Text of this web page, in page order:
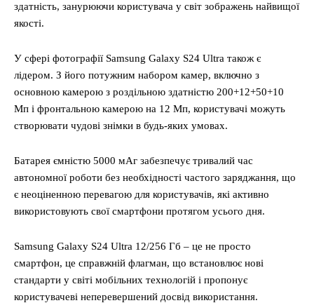
здатність, занурюючи користувача у світ зображень найвищої
якості.
У сфері фотографії Samsung Galaxy S24 Ultra також є
лідером. З його потужним набором камер, включно з
основною камерою з роздільною здатністю 200+12+50+10
Мп і фронтальною камерою на 12 Мп, користувачі можуть
створювати чудові знімки в будь-яких умовах.
Батарея ємністю 5000 мАг забезпечує тривалий час
автономної роботи без необхідності частого заряджання, що
є неоціненною перевагою для користувачів, які активно
використовують свої смартфони протягом усього дня.
Samsung Galaxy S24 Ultra 12/256 Гб – це не просто
смартфон, це справжній флагман, що встановлює нові
стандарти у світі мобільних технологій і пропонує
користувачеві неперевершений досвід використання.